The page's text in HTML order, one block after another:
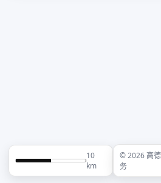
10
km
© 2026 高德
务